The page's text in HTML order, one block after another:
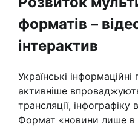
форматів –
інтерактив
Українські
активніше
трансляції, інфографіку
Формат «новини лише в